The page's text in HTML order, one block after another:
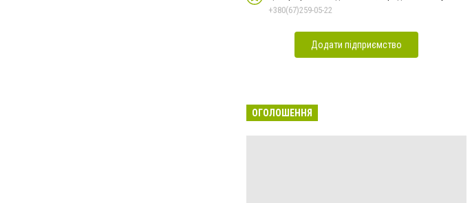
+380(67)259-05-22
Додати підприємство
ОГОЛОШЕННЯ